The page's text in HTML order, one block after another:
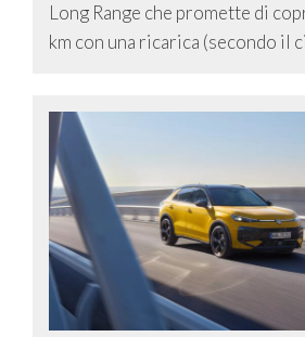
Long Range che promette di
km con una ricarica (secondo il